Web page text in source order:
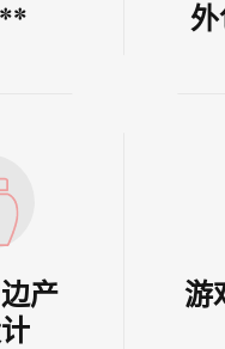
产
游